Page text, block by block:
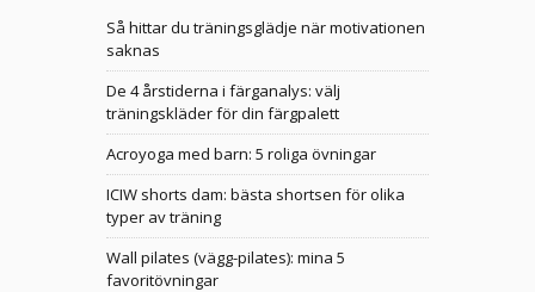
Så hittar du träningsglädje när motivationen
saknas
De 4 årstiderna i färganalys: välj
träningskläder för din färgpalett
Acroyoga med barn: 5 roliga övningar
ICIW shorts dam: bästa shortsen för olika
typer av träning
Wall pilates (vägg-pilates): mina 5
favoritövningar